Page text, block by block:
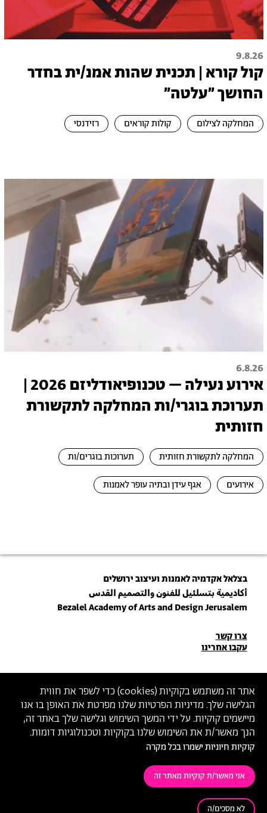
אתר זה משתמש בקוקיות (cookies) כדי לשפר את חווית
הגלישה שלך. מדיניות הפרטיות שלנו מפרטת את האופן בו אנו
מיישמים קוקיות. על ידי המשך השימוש וגלישה שלך באתר זה,
הנך מאשר/ת את השימוש שלנו בקוקיות וטכנולוגיות דומות.
קוקיות חיוניות ישמרו בכל מקרה
אני מאשר/ת קוקיות מאתר זה
לא מסכים/ה
9.8.26
קול קורא | תכנית שהות אמנ/ית בחדר
החושך ״עלטה"
המחלקה לצילום קולות קוראים רזידנסי
6.8.26
אירוע נעילה – טכנופיאודליזם 2026 |
תערוכת בוגרי/ות המחלקה לתקשורת
חזותית
המחלקה לתקשורת חזותית תערוכות בוגרים/ות
אירועים אגף עידן ובתיה עופר לאמנות
בצלאל אקדמיה לאמנות ועיצוב ירושלים
أكاديمية بتسلئيل للفنون والتصميم القدس
Bezalel Academy of Arts and Design Jerusalem
פרטי
יצירת
קשר
צרו קשר
עקבו אחרינו
הצטרפו לניוזלטר שלנו
הכניסו כתובת מייל
ההצטרפות מהווה הסכמה למדיניות הפרטיות ול תנאי השימוש של בצלאל
הצהרת נגישות מדיניות פרטיות